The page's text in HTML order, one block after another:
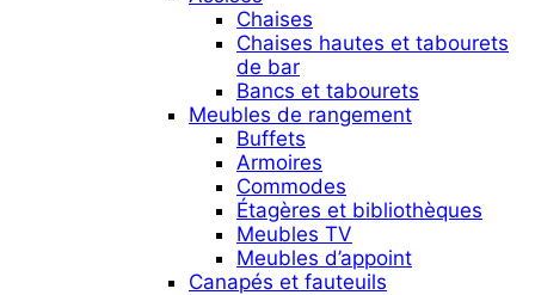
Chaises
Chaises hautes et tabourets
de bar
Bancs et tabourets
Meubles de rangement
Buffets
Armoires
Commodes
Étagères et bibliothèques
Meubles TV
Meubles d’appoint
Canapés et fauteuils